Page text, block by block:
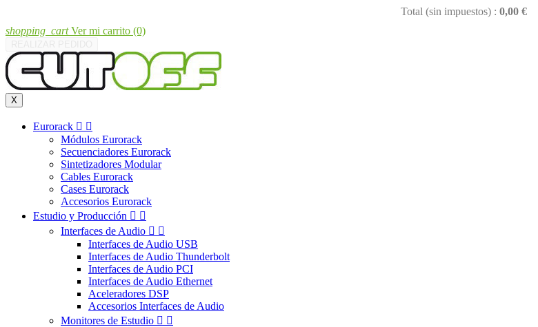
Total (sin impuestos) : 0,00 €
shopping_cart Ver mi carrito (0)
X
Eurorack  
Módulos Eurorack
Secuenciadores Eurorack
Sintetizadores Modular
Cables Eurorack
Cases Eurorack
Accesorios Eurorack
Estudio y Producción  
Interfaces de Audio  
Interfaces de Audio USB
Interfaces de Audio Thunderbolt
Interfaces de Audio PCI
Interfaces de Audio Ethernet
Aceleradores DSP
Accesorios Interfaces de Audio
Monitores de Estudio  